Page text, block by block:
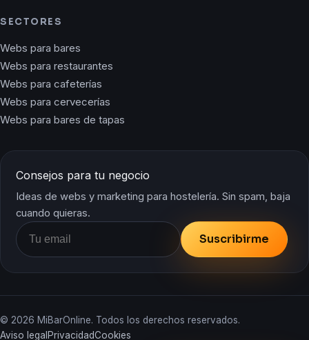
SECTORES
Webs para bares
Webs para restaurantes
Webs para cafeterías
Webs para cervecerías
Webs para bares de tapas
Consejos para tu negocio
Ideas de webs y marketing para hostelería. Sin spam, baja
cuando quieras.
Suscribirme
© 2026 MiBarOnline. Todos los derechos reservados.
Aviso legal PrivacidadCookies